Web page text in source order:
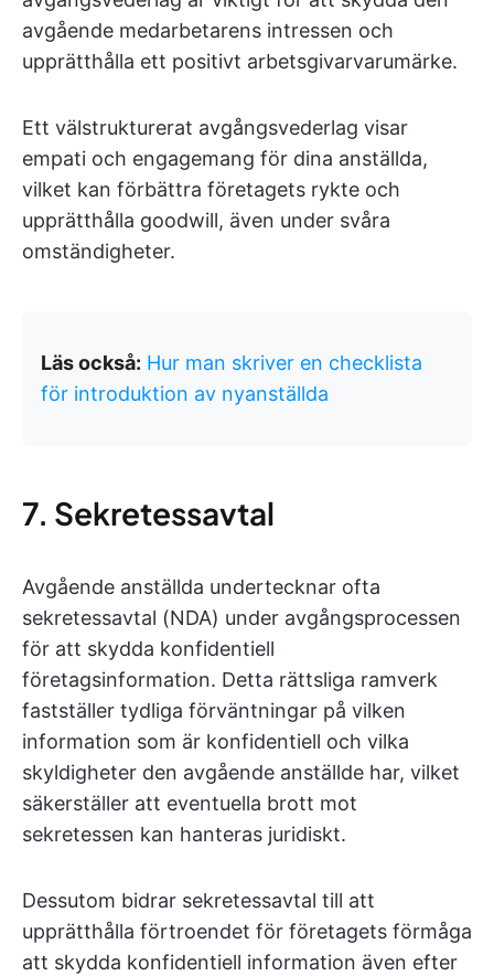
avgående medarbetarens intressen och
upprätthålla ett positivt arbetsgivarvarumärke.
Ett välstrukturerat avgångsvederlag visar
empati och engagemang för dina anställda,
vilket kan förbättra företagets rykte och
upprätthålla goodwill, även under svåra
omständigheter.
Läs också: Hur man skriver en checklista
för introduktion av nyanställda
7. Sekretessavtal
Avgående anställda undertecknar ofta
sekretessavtal (NDA) under avgångsprocessen
för att skydda konfidentiell
företagsinformation. Detta rättsliga ramverk
fastställer tydliga förväntningar på vilken
information som är konfidentiell och vilka
skyldigheter den avgående anställde har, vilket
säkerställer att eventuella brott mot
sekretessen kan hanteras juridiskt.
Dessutom bidrar sekretessavtal till att
upprätthålla förtroendet för företagets förmåga
att skydda konfidentiell information även efter